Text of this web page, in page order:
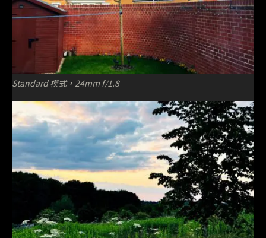
Standard 模式，24mm f/1.8